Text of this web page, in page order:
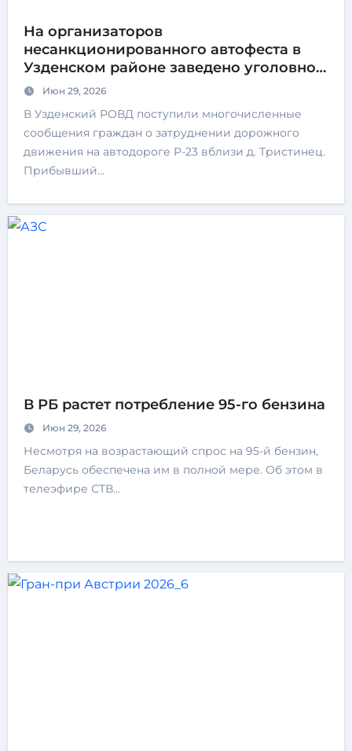
На организаторов
несанкционированного автофеста в
Узденском районе заведено уголовное
делоИюн 29, 2026
В Узденский РОВД поступили многочисленные
сообщения граждан о затруднении дорожного
движения на автодороге Р-23 вблизи д. Тристинец.
Прибывший…
В РБ растет потребление 95-го бензина
Июн 29, 2026
Несмотря на возрастающий спрос на 95-й бензин,
Беларусь обеспечена им в полной мере. Об этом в
телеэфире СТВ…